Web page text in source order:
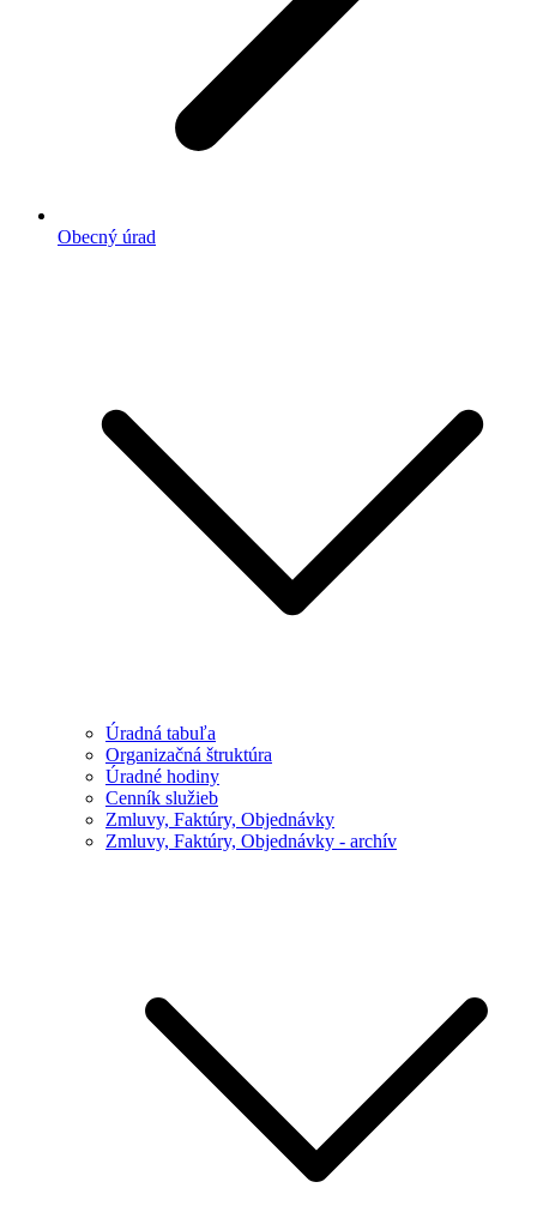
Obecný úrad
Úradná tabuľa
Organizačná štruktúra
Úradné hodiny
Cenník služieb
Zmluvy, Faktúry, Objednávky
Zmluvy, Faktúry, Objednávky - archív